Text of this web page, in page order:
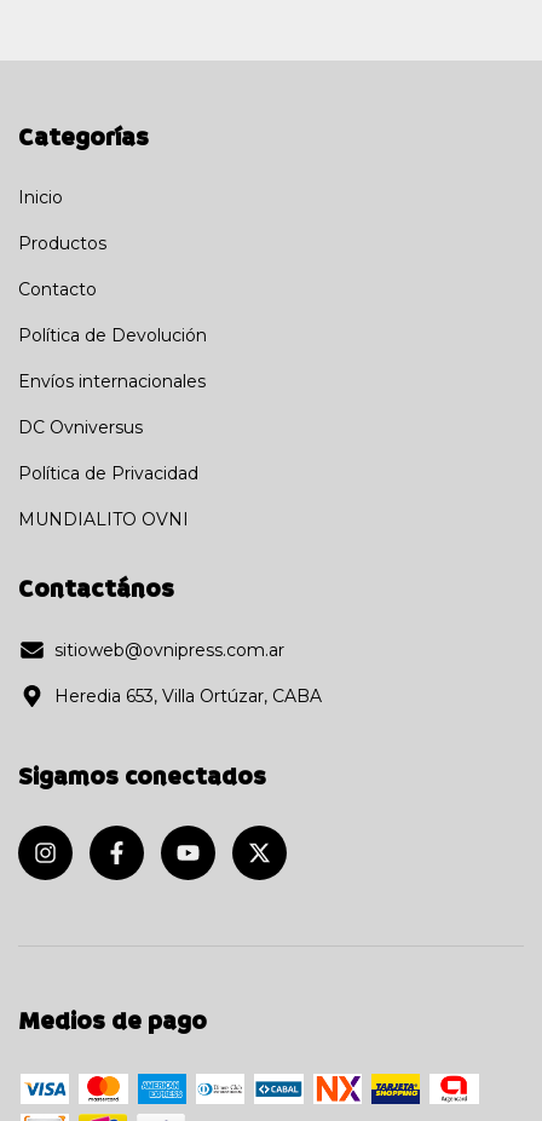
Categorías
Inicio
Productos
Contacto
Política de Devolución
Envíos internacionales
DC Ovniversus
Política de Privacidad
MUNDIALITO OVNI
Contactános
sitioweb@ovnipress.com.ar
Heredia 653, Villa Ortúzar, CABA
Sigamos conectados
Medios de pago